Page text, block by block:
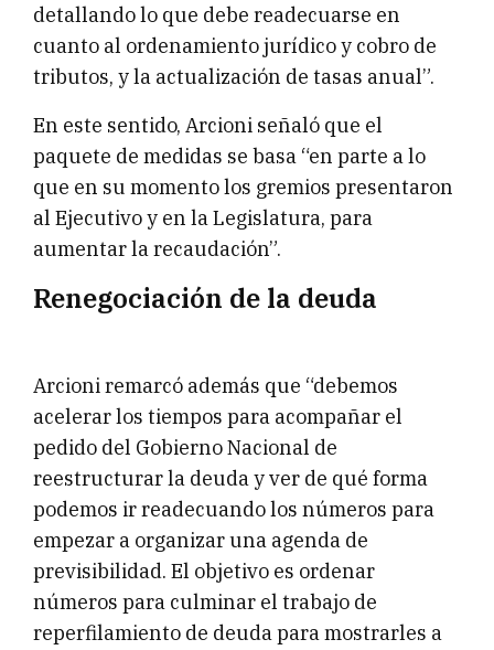
detallando lo que debe readecuarse en
cuanto al ordenamiento jurídico y cobro de
tributos, y la actualización de tasas anual”.
En este sentido, Arcioni señaló que el
paquete de medidas se basa “en parte a lo
que en su momento los gremios presentaron
al Ejecutivo y en la Legislatura, para
aumentar la recaudación”.
Renegociación de la deuda
Arcioni remarcó además que “debemos
acelerar los tiempos para acompañar el
pedido del Gobierno Nacional de
reestructurar la deuda y ver de qué forma
podemos ir readecuando los números para
empezar a organizar una agenda de
previsibilidad. El objetivo es ordenar
números para culminar el trabajo de
reperfilamiento de deuda para mostrarles a